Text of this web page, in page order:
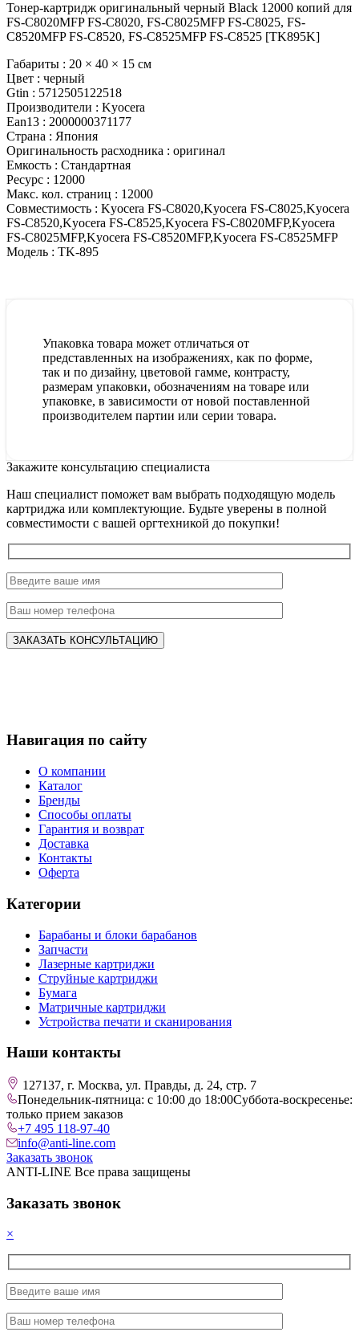
Тонер-картридж оригинальный черный Black 12000 копий для
FS-C8020MFP FS-C8020, FS-C8025MFP FS-C8025, FS-
C8520MFP FS-C8520, FS-C8525MFP FS-C8525 [TK895K]
Габариты : 20 × 40 × 15 см
Цвет : черный
Gtin : 5712505122518
Производители : Kyocera
Ean13 : 2000000371177
Страна : Япония
Оригинальность расходника : оригинал
Емкость : Стандартная
Ресурс : 12000
Макс. кол. страниц : 12000
Совместимость : Kyocera FS-C8020,Kyocera FS-C8025,Kyocera
FS-C8520,Kyocera FS-C8525,Kyocera FS-C8020MFP,Kyocera
FS-C8025MFP,Kyocera FS-C8520MFP,Kyocera FS-C8525MFP
Модель : TK-895
Упаковка товара может отличаться от
представленных на изображениях, как по форме,
так и по дизайну, цветовой гамме, контрасту,
размерам упаковки, обозначениям на товаре или
упаковке, в зависимости от новой поставленной
производителем партии или серии товара.
Закажите консультацию специалиста
Наш специалист поможет вам выбрать подходящую модель
картриджа или комплектующие. Будьте уверены в полной
совместимости с вашей оргтехникой до покупки!
Навигация по сайту
О компании
Каталог
Бренды
Способы оплаты
Гарантия и возврат
Доставка
Контакты
Оферта
Категории
Барабаны и блоки барабанов
Запчасти
Лазерные картриджи
Струйные картриджи
Бумага
Матричные картриджи
Устройства печати и сканирования
Наши контакты
127137, г. Москва, ул. Правды, д. 24, стр. 7
Понедельник-пятница: с 10:00 до 18:00Суббота-воскресенье:
только прием заказов
+7 495 118-97-40
info@anti-line.com
Заказать звонок
ANTI-LINE Все права защищены
Заказать звонок
×